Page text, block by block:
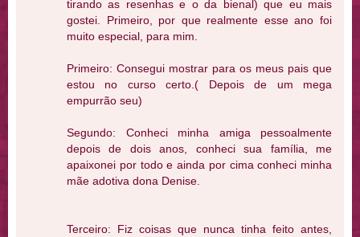
tirando as resenhas e o da bienal) que eu mais
gostei. Primeiro, por que realmente esse ano foi
muito especial, para mim.
Primeiro: Consegui mostrar para os meus pais que
estou no curso certo.( Depois de um mega
empurrão seu)
Segundo: Conheci minha amiga pessoalmente
depois de dois anos, conheci sua família, me
apaixonei por todo e ainda por cima conheci minha
mãe adotiva dona Denise.
Terceiro: Fiz coisas que nunca tinha feito antes,